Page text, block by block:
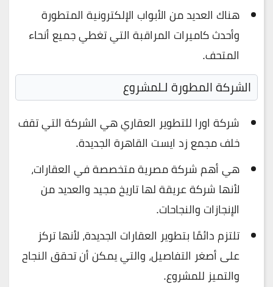
هناك العديد من الأبواب الإلكترونية المتطورة
وأحدث كاميرات المراقبة التي تغطي جميع أنحاء
المتحف.
الشركة المطورة لـلمشروع
شركة اورا للتطوير العقاري هي الشركة التي تقف
خلف مجمع زد ايست القاهرة الجديدة.
هي أهم شركة مصرية متخصصة في العقارات،
لأنها شركة عريقة لها تاريخ مجيد والعديد من
الإنجازات والنجاحات.
تلتزم دائمًا بتطوير العقارات الجديدة، لأنها تركز
على أصغر التفاصيل، والتي يمكن أن تحقق النجاح
والتميز للمشروع.